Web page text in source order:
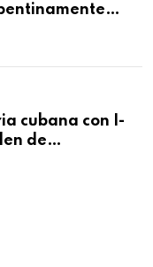
cubana con I-
de